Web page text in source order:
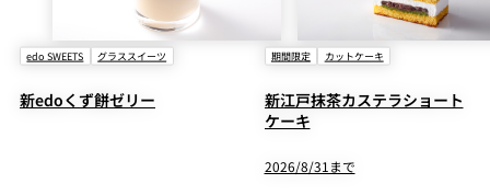
edo SWEETS グラススイーツ
新edoくず餅ゼリー
期間限定 カットケーキ
新江戸抹茶カステラショート
ケーキ
2026/8/31まで